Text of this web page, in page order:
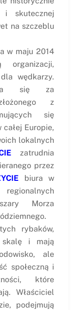
i skutecznej
na szczeblu
w maju 2014
wędkarzy.
się za
z
się
całej Europie,
lokalnych
zatrudnia
przez
biura w
Morza
rybaków,
skalę i mają
ale
społeczną i
które
Właściciel
podejmują